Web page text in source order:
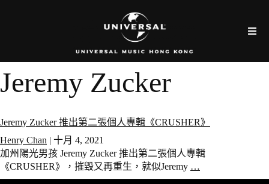
Jeremy Zucker
Jeremy Zucker 推出第二張個人專輯《CRUSHER》
Henry Chan | 十月 4, 2021
加州陽光男孩 Jeremy Zucker 推出第二張個人專輯
《CRUSHER》，摧毀又再重生，就似Jeremy …